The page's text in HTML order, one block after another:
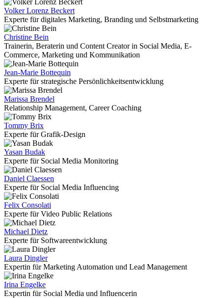
Volker Lorenz Beckert
Experte für digitales Marketing, Branding und Selbstmarketing
Christine Bein
Trainerin, Beraterin und Content Creator in Social Media, E-
Commerce, Marketing und Kommunikation
Jean-Marie Bottequin
Experte für strategische Persönlichkeitsentwicklung
Marissa Brendel
Relationship Management, Career Coaching
Tommy Brix
Experte für Grafik-Design
Yasan Budak
Experte für Social Media Monitoring
Daniel Claessen
Experte für Social Media Influencing
Felix Consolati
Experte für Video Public Relations
Michael Dietz
Experte für Softwareentwicklung
Laura Dingler
Expertin für Marketing Automation und Lead Management
Irina Engelke
Expertin für Social Media und Influencerin